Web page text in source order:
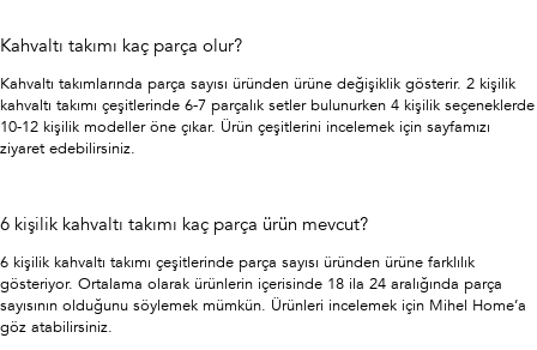
Kahvaltı takımı kaç parça olur?
Kahvaltı takımlarında parça sayısı üründen ürüne değişiklik gösterir. 2 kişilik
kahvaltı takımı çeşitlerinde 6-7 parçalık setler bulunurken 4 kişilik seçeneklerde
10-12 kişilik modeller öne çıkar. Ürün çeşitlerini incelemek için sayfamızı
ziyaret edebilirsiniz.
6 kişilik kahvaltı takımı kaç parça ürün mevcut?
6 kişilik kahvaltı takımı çeşitlerinde parça sayısı üründen ürüne farklılık
gösteriyor. Ortalama olarak ürünlerin içerisinde 18 ila 24 aralığında parça
sayısının olduğunu söylemek mümkün. Ürünleri incelemek için Mihel Home’a
göz atabilirsiniz.